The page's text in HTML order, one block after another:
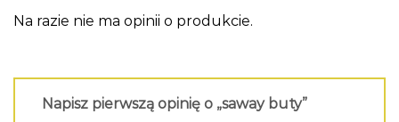
Na razie nie ma opinii o produkcie.
Napisz pierwszą opinię o „saway buty”